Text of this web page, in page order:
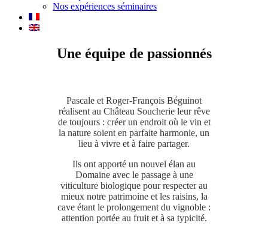
Nos expériences séminaires
Une équipe de passionnés
Pascale et Roger-François Béguinot
réalisent au Château Soucherie leur rêve
de toujours : créer un endroit où le vin et
la nature soient en parfaite harmonie, un
lieu à vivre et à faire partager.
Ils ont apporté un nouvel élan au
Domaine avec le passage à une
viticulture biologique pour respecter au
mieux notre patrimoine et les raisins, la
cave étant le prolongement du vignoble :
attention portée au fruit et à sa typicité.